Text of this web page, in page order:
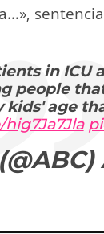
in ICU
people
age